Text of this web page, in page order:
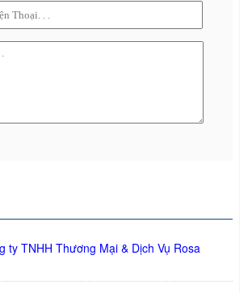
ty TNHH Thương Mại & Dịch Vụ Rosa